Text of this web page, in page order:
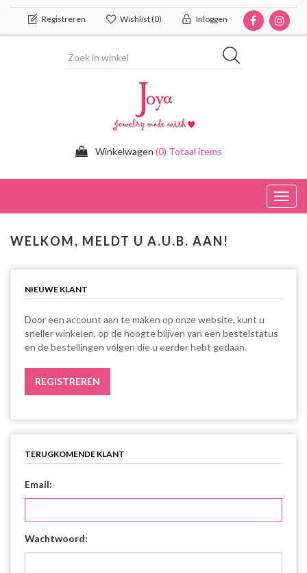
Registreren Wishlist(0) Inloggen
Winkelwagen (0) Totaal items
WELKOM, MELDT U A.U.B. AAN!
NIEUWE KLANT
Door een account aan te maken op onze website, kunt u
sneller winkelen, op de hoogte blijven van een bestelstatus
en de bestellingen volgen die u eerder hebt gedaan.
TERUGKOMENDE KLANT
Email:
Wachtwoord: